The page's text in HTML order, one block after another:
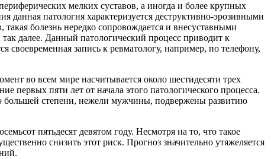
мелких суставов, а иногда и более крупных
патология характеризуется деструктивно-эрозивными
болезнь нередко сопровождается и внесуставными
далее. Данный патологический процесс приводит к
своевременная запись к ревматологу​, например, по телефону​,
во всем мире насчитывается около шестидесяти трех
первых пяти лет от начала этого патологического процесса.
большей степени, нежели мужчины, подвержены развитию
пятьдесят девятом году. Несмотря на то, что такое
снизить этот риск. Прогноз значительно утяжеляется